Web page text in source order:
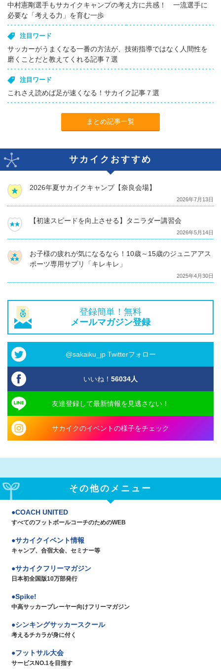
中村憲剛選手もサカイクキャンプの考え方に共感！ 一流選手に
必要な「考える力」を育む一歩
注目ワード
サッカーがうまくなる一番の方法が、技術指導ではなく人間性を
磨くことだと教えてくれる記事７選
注目ワード
これさえ読めば足が速くなる！サカイク記事７選
まとめ記事一覧
サカイクおすすめ
2026年夏サカイクキャンプ【奈良会場】
2026年7月13日
【初速スピードを向上させる】タニラダー講習会
2026年5月14日
お子様の疲れが気になるなら！10歳～15歳のジュニアアス
ポーツ専用サプリ「キレキレ」
2025年4月30日
登録簡単！無料
メールマガジン登録
@sakaiku_jp Twitterフォロー
いいね！ 56034人
友達登録して最新情報を見逃さない！
サカイクのイベントの様子をチェック
その他のメニュー
COACH UNITED
すべてのフットボールコーチのためのWEB
サカイクイベント情報
キャンプ、合宿大会、セミナー等
サカイクフリーマガジン
日本初全国版10万部発行
Spike!
中高サッカープレーヤー向けフリーマガジン
シンキングサッカースクール
考えるチカラが身に付く
フットサル大会
サービスNO.1を目指す